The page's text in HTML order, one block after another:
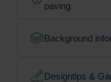
paving
Background
Designtips &